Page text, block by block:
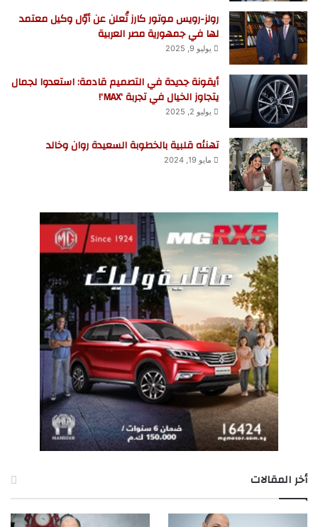
رولز-رويس موتور كارز تُعلن عن أوّل وكيل معتمد
لها في جمهورية مصر العربية
يوليو 9, 2025
أيقونة جديدة في التصميم قادمة: استعدوا لجمال
يتجاوز الخيال في تجربة ‘MAX’!
يوليو 2, 2025
تهنئه قلبية بالخطوبة السعيدة روان وخالد
مايو 19, 2024
أخر المقالات